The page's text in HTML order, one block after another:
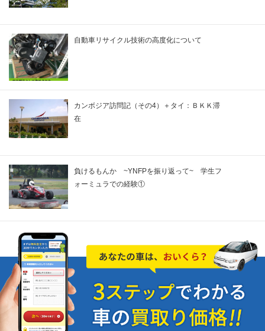
自動車リサイクル技術の高度化について
カンボジア訪問記（その4）＋タイ：ＢＫＫ滞
在
負けるもんか ~YNFPを振り返って~ 学生フ
ォーミュラでの経験①